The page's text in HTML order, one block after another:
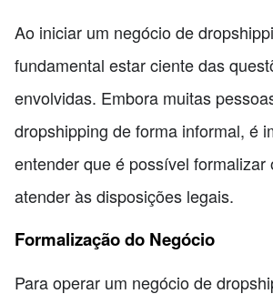
Ao iniciar um negócio de
fundamental estar ciente das
envolvidas. Embora muitas
dropshipping de forma informal, é
entender que é possível formalizar
atender às disposições legais.
Formalização do Negócio
Para operar um negócio de